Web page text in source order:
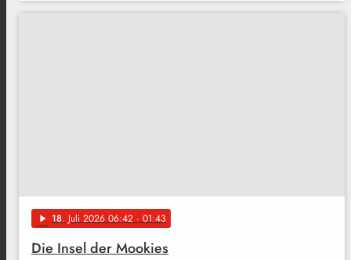
play_arrow 18. Juli 2026 06:42 · 01:43
Die Insel der Mookies